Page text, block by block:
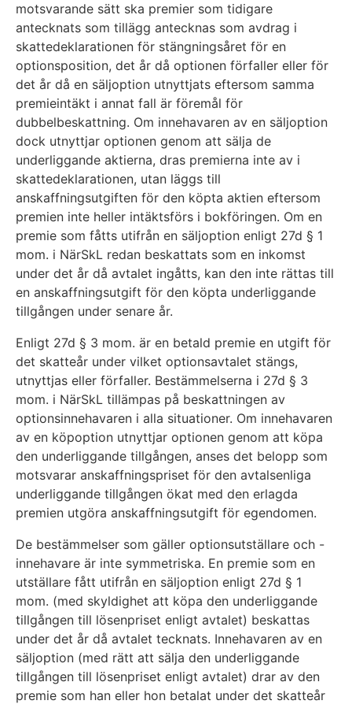
motsvarande sätt ska premier som tidigare
antecknats som tillägg antecknas som avdrag i
skattedeklarationen för stängningsåret för en
optionsposition, det år då optionen förfaller eller för
det år då en säljoption utnyttjats eftersom samma
premieintäkt i annat fall är föremål för
dubbelbeskattning. Om innehavaren av en säljoption
dock utnyttjar optionen genom att sälja de
underliggande aktierna, dras premierna inte av i
skattedeklarationen, utan läggs till
anskaffningsutgiften för den köpta aktien eftersom
premien inte heller intäktsförs i bokföringen. Om en
premie som fåtts utifrån en säljoption enligt 27d § 1
mom. i NärSkL redan beskattats som en inkomst
under det år då avtalet ingåtts, kan den inte rättas till
en anskaffningsutgift för den köpta underliggande
tillgången under senare år.
Enligt 27d § 3 mom. är en betald premie en utgift för
det skatteår under vilket optionsavtalet stängs,
utnyttjas eller förfaller. Bestämmelserna i 27d § 3
mom. i NärSkL tillämpas på beskattningen av
optionsinnehavaren i alla situationer. Om innehavaren
av en köpoption utnyttjar optionen genom att köpa
den underliggande tillgången, anses det belopp som
motsvarar anskaffningspriset för den avtalsenliga
underliggande tillgången ökat med den erlagda
premien utgöra anskaffningsutgift för egendomen.
De bestämmelser som gäller optionsutställare och -
innehavare är inte symmetriska. En premie som en
utställare fått utifrån en säljoption enligt 27d § 1
mom. (med skyldighet att köpa den underliggande
tillgången till lösenpriset enligt avtalet) beskattas
under det år då avtalet tecknats. Innehavaren av en
säljoption (med rätt att sälja den underliggande
tillgången till lösenpriset enligt avtalet) drar av den
premie som han eller hon betalat under det skatteår